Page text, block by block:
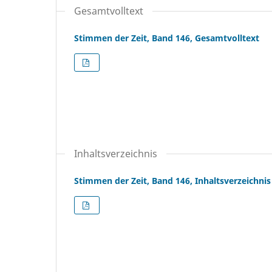
Gesamtvolltext
Stimmen der Zeit, Band 146, Gesamtvolltext
Inhaltsverzeichnis
Stimmen der Zeit, Band 146, Inhaltsverzeichnis